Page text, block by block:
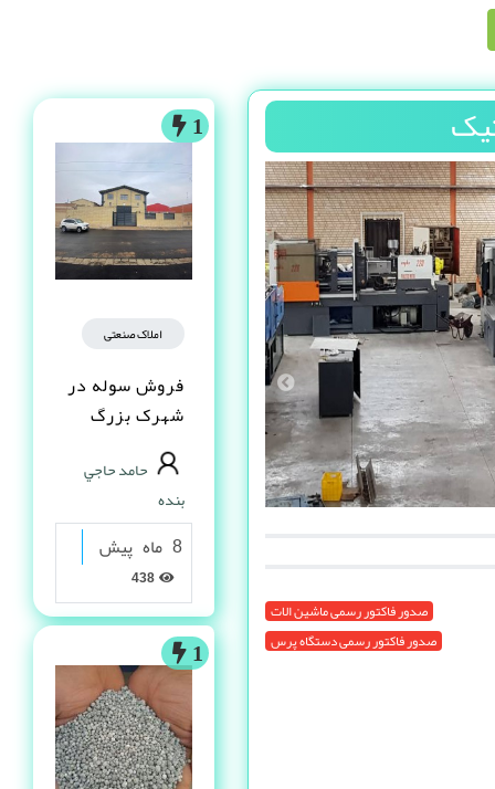
صدور فاکتور رسمی ماشین الات
صدور فاکتور رسمی دستگاه پرس
1
املاک صنعتی
فروش سوله در
شهرک بزرگ
اصفهان فاز یک
حامد حاجي
بنده
8 ماه پیش
1